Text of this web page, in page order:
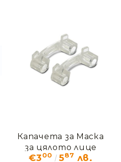
Капачета за Маска
за цялото лице
ResMed Quattro FX
€300 587 лв.